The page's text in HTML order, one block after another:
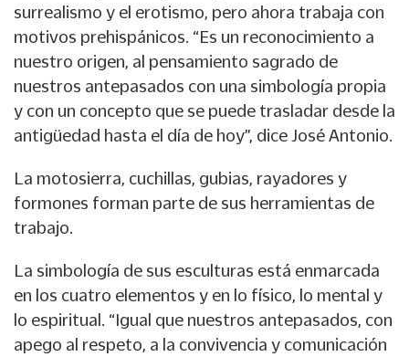
surrealismo y el erotismo, pero ahora trabaja con
motivos prehispánicos. “Es un reconocimiento a
nuestro origen, al pensamiento sagrado de
nuestros antepasados con una simbología propia
y con un concepto que se puede trasladar desde la
antigüedad hasta el día de hoy”, dice José Antonio.
La motosierra, cuchillas, gubias, rayadores y
formones forman parte de sus herramientas de
trabajo.
La simbología de sus esculturas está enmarcada
en los cuatro elementos y en lo físico, lo mental y
lo espiritual. “Igual que nuestros antepasados, con
apego al respeto, a la convivencia y comunicación